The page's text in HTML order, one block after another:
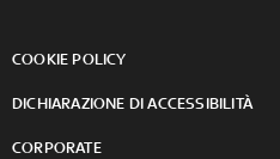
COOKIE POLICY
DICHIARAZIONE DI ACCESSIBILITÀ
CORPORATE